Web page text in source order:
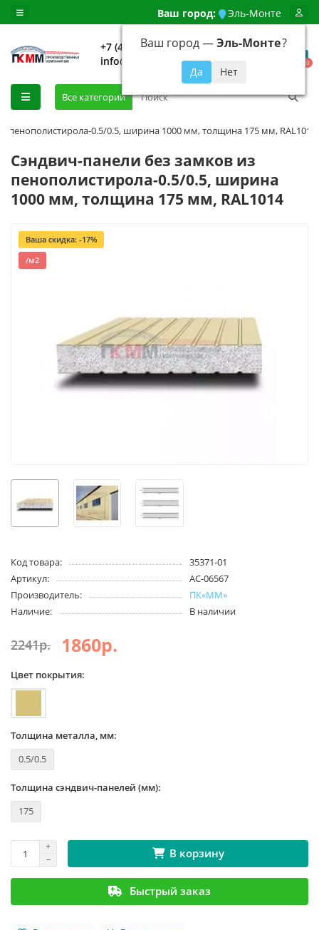
Ваш город: Эль-Монте
Ваш город —Эль-Монте?
+7 (499) 648-92-94
info@evroshtaketnikmoskva.ru
0
Все категории
пенополистирола-0.5/0.5, ширина 1000 мм, толщина 175 мм, RAL1014
Сэндвич-панели без замков из
пенополистирола-0.5/0.5, ширина
1000 мм, толщина 175 мм, RAL1014
Ваша скидка: -17%
/м2
Код товара:
35371-01
Артикул:
AC-06567
Производитель:
ПК«ММ»
Наличие:
В наличии
2241р. 1860р.
Цвет покрытия:
Толщина металла, мм:
0.5/0.5
Толщина сэндвич-панелей (мм):
175
В корзину
Быстрый заказ